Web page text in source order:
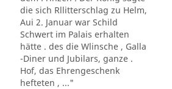
die sich Rllitterschlag zu Helm,
Aui 2. Januar war Schild
Schwert im Palais erhalten
hätte . des die Wlinsche , Galla
-Diner und Jubilars, ganze .
Hof, das Ehrengeschenk
hefteten , ..."